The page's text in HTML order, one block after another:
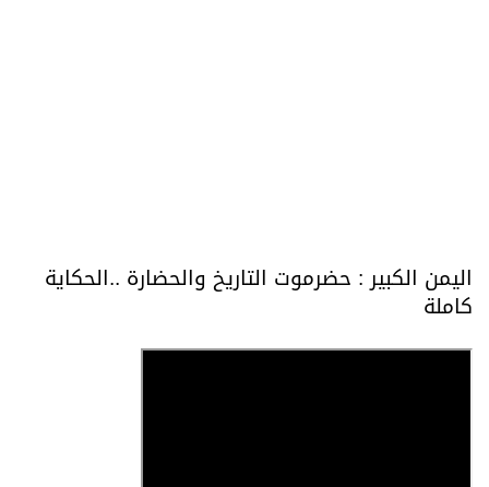
اليمن الكبير : حضرموت التاريخ والحضارة ..الحكاية
كاملة